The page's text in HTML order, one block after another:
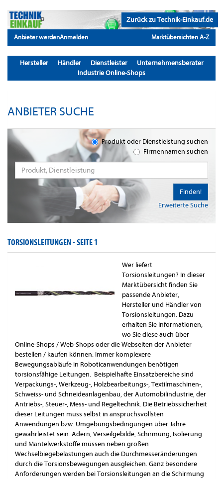
Zurück zu Technik-Einkauf.de
Anbieter werdenAnmelden Marktübersichten A-Z
Hersteller Händler Dienstleister
Unternehmensberater
Industrie Online-Shops
ANBIETER SUCHE
Produkt oder Dienstleistung suchen
Firmennamen suchen
Erweiterte Suche
Finden!
TORSIONSLEITUNGEN -SEITE 1
Wer liefert
Torsionsleitungen? In dieser
Marktübersicht finden Sie
passende Anbieter,
Hersteller und Händler von
Torsionsleitungen. Dazu
erhalten Sie Informationen,
wo Sie diese auch über
Online-Shops / Web-Shops oder die Webseiten der Anbieter
bestellen / kaufen können. Immer komplexere
Bewegungsabläufe in Roboticanwendungen benötigen
torsionsfähige Leitungen. Beispielhafte Einsatzbereiche sind
Verpackungs-, Werkzeug-, Holzbearbeitungs-, Textilmaschinen-,
Schweiss- und Schneideanlagenbau, der Automobilindustrie, der
Antriebs-, Steuer-, Mess- und Regeltechnik. Die Betriebssicherheit
dieser Leitungen muss selbst in anspruchsvollsten
Anwendungen bzw. Umgebungsbedingungen über Jahre
gewährleistet sein. Adern, Verseilgebilde, Schirmung, Isolierung
und Mantelwerkstoffe müssen neben großen
Wechselbiegebelastungen auch die Durchmesseränderungen
durch die Torsionsbewegungen ausgleichen. Ganz besondere
Anforderungen werden bei Torsionsleitungen an die Schirmung